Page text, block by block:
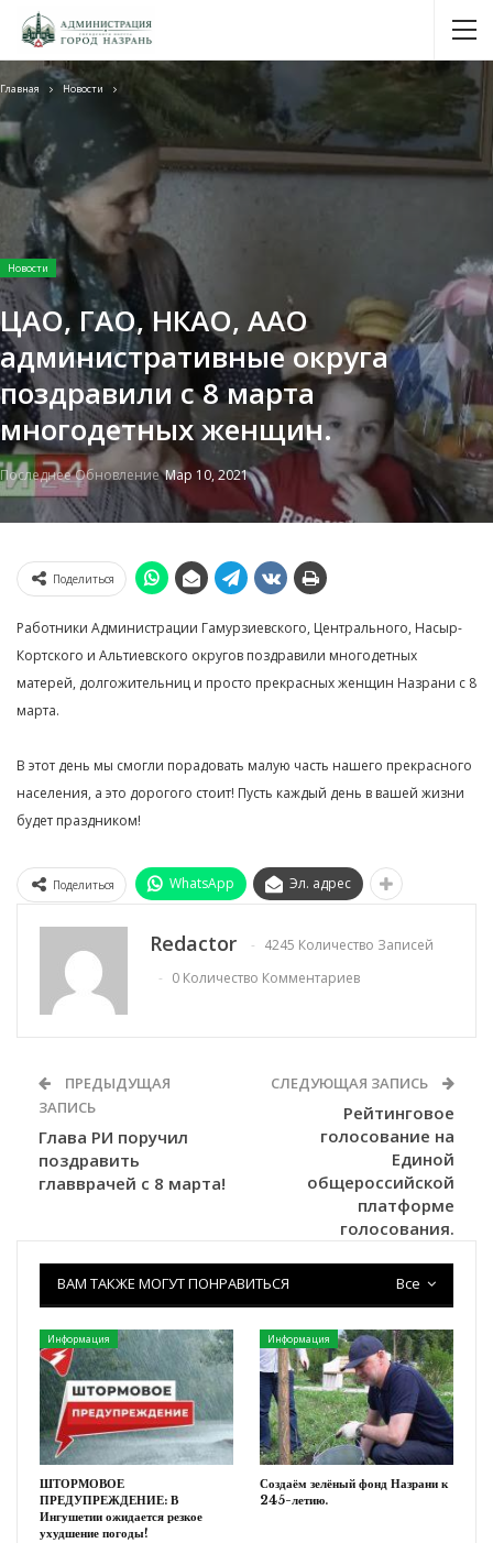
Главная Новости
Новости
ЦАО, ГАО, НКАО, ААО
административные округа
поздравили с 8 марта
многодетных женщин.
Последнее ОбновлениеМар 10, 2021
Поделиться
Работники Администрации Гамурзиевского, Центрального, Насыр-
Кортского и Альтиевского округов поздравили многодетных
матерей, долгожительниц и просто прекрасных женщин Назрани с 8
марта.
В этот день мы смогли порадовать малую часть нашего прекрасного
населения, а это дорогого стоит! Пусть каждый день в вашей жизни
будет праздником!
Поделиться WhatsApp Эл. адрес
Redactor
4245 Количество Записей
0 Количество Комментариев
ПРЕДЫДУЩАЯ
ЗАПИСЬ
Глава РИ поручил
поздравить
главврачей с 8 марта!
СЛЕДУЮЩАЯ ЗАПИСЬ
Рейтинговое
голосование на
Единой
общероссийской
платформе
голосования.
Все
ВАМ ТАКЖЕ МОГУТ ПОНРАВИТЬСЯ
Информация
ШТОРМОВОЕ
ПРЕДУПРЕЖДЕНИЕ: В
Ингушетии ожидается резкое
ухудшение погоды!
Информация
Создаём зелёный фонд Назрани к
245-летию.